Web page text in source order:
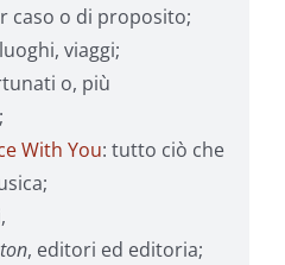
caso o di proposito;
viaggi;
o, più
With You: tutto ciò che
, editori ed editoria;